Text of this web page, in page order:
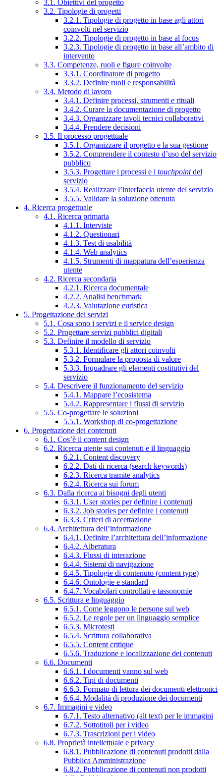
3.1. Obiettivi del progetto
3.2. Tipologie di progetti
3.2.1. Tipologie di progetto in base agli attori
coinvolti nel servizio
3.2.2. Tipologie di progetto in base al focus
3.2.3. Tipologie di progetto in base all’ambito di
intervento
3.3. Competenze, ruoli e figure coinvolte
3.3.1. Coordinatore di progetto
3.3.2. Definire ruoli e responsabilità
3.4. Metodo di lavoro
3.4.1. Definire processi, strumenti e rituali
3.4.2. Curare la documentazione di progetto
3.4.3. Organizzare tavoli tecnici collaborativi
3.4.4. Prendere decisioni
3.5. Il processo progettuale
3.5.1. Organizzare il progetto e la sua gestione
3.5.2. Comprendere il contesto d’uso del servizio
pubblico
3.5.3. Progettare i processi e i touchpointdel
servizio
3.5.4. Realizzare l’interfaccia utente del servizio
3.5.5. Validare la soluzione ottenuta
4. Ricerca progettuale
4.1. Ricerca primaria
4.1.1. Interviste
4.1.2. Questionari
4.1.3. Test di usabilità
4.1.4. Web analytics
4.1.5. Strumenti di mappatura dell’esperienza
utente
4.2. Ricerca secondaria
4.2.1. Ricerca documentale
4.2.2. Analisi benchmark
4.2.3. Valutazione euristica
5. Progettazione dei servizi
5.1. Cosa sono i servizi e il service design
5.2. Progettare servizi pubblici digitali
5.3. Definire il modello di servizio
5.3.1. Identificare gli attori coinvolti
5.3.2. Formulare la proposta di valore
5.3.3. Inquadrare gli elementi costitutivi del
servizio
5.4. Descrivere il funzionamento del servizio
5.4.1. Mappare l’ecosistema
5.4.2. Rappresentare i flussi di servizio
5.5. Co-progettare le soluzioni
5.5.1. Workshop di co-progettazione
6. Progettazione dei contenuti
6.1. Cos’è il content design
6.2. Ricerca utente sui contenuti e il linguaggio
6.2.1. Content discovery
6.2.2. Dati di ricerca (search keywords)
6.2.3. Ricerca tramite analytics
6.2.4. Ricerca sui forum
6.3. Dalla ricerca ai bisogni degli utenti
6.3.1. User stories per definire i contenuti
6.3.2. Job stories per definire i contenuti
6.3.3. Criteri di accettazione
6.4. Architettura dell’informazione
6.4.1. Definire l’architettura dell’informazione
6.4.2. Alberatura
6.4.3. Flussi di interazione
6.4.4. Sistemi di navigazione
6.4.5. Tipologie di contenuto (content type)
6.4.6. Ontologie e standard
6.4.7. Vocabolari controllati e tassonomie
6.5. Scrittura e linguaggio
6.5.1. Come leggono le persone sul web
6.5.2. Le regole per un linguaggio semplice
6.5.3. Microtesti
6.5.4. Scrittura collaborativa
6.5.5. Content critique
6.5.6. Traduzione e localizzazione dei contenuti
6.6. Documenti
6.6.1. I documenti vanno sul web
6.6.2. Tipi di documenti
6.6.3. Formato di lettura dei documenti elettronici
6.6.4. Modalità di produzione dei documenti
6.7. Immagini e video
6.7.1. Testo alternativo (alt text) per le immagini
6.7.2. Sottotitoli per i video
6.7.3. Trascrizioni per i video
6.8. Proprietà intellettuale e privacy
6.8.1. Pubblicazione di contenuti prodotti dalla
Pubblica Amministrazione
6.8.2. Pubblicazione di contenuti non prodotti